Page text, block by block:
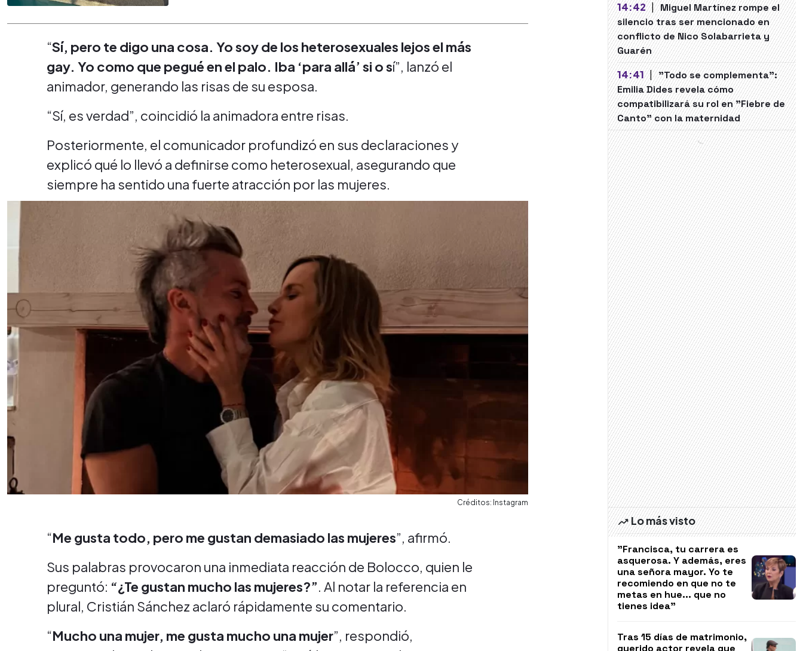
“Sí, pero te digo una cosa. Yo soy de los heterosexuales lejos el más
gay. Yo como que pegué en el palo. Iba ‘para allá’ si o sí”, lanzó el
animador, generando las risas de su esposa.
“Sí, es verdad”, coincidió la animadora entre risas.
Posteriormente, el comunicador profundizó en sus declaraciones y
explicó qué lo llevó a definirse como heterosexual, asegurando que
siempre ha sentido una fuerte atracción por las mujeres.
Créditos: Instagram
“Me gusta todo, pero me gustan demasiado las mujeres”, afirmó.
Sus palabras provocaron una inmediata reacción de Bolocco, quien le
preguntó: “¿Te gustan mucho las mujeres?”. Al notar la referencia en
plural, Cristián Sánchez aclaró rápidamente su comentario.
“Mucho una mujer, me gusta mucho una mujer”, respondió,
14:42 | Miguel Martínez rompe el
silencio tras ser mencionado en
conflicto de Nico Solabarrieta y
Guarén
14:41 | "Todo se complementa":
Emilia Dides revela cómo
compatibilizará su rol en "Fiebre de
Canto" con la maternidad
Lo más visto
"Francisca, tu carrera es
asquerosa. Y además, eres
una señora mayor. Yo te
recomiendo en que no te
metas en hue... que no
tienes idea"
Tras 15 días de matrimonio,
querido actor revela que